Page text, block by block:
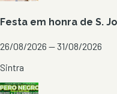
Festa em honra de S.
26/08/2026 — 31/08/2026
Sintra